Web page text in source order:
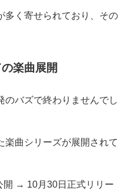
多く寄せられており、その
楽曲展開
バズで終わりませんでし
楽曲シリーズが展開されて
開 → 10月30日正式リリー